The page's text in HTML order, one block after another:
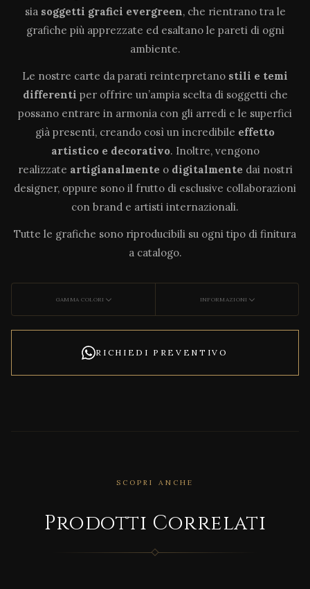
sia soggetti grafici evergreen, che rientrano tra le
grafiche più apprezzate ed esaltano le pareti di ogni
ambiente.
Le nostre carte da parati reinterpretano stili e temi
differenti per offrire un’ampia scelta di soggetti che
possano entrare in armonia con gli arredi e le superfici
già presenti, creando così un incredibile effetto
artistico e decorativo. Inoltre, vengono
realizzate artigianalmenteo digitalmentedai nostri
designer, oppure sono il frutto di esclusive collaborazioni
con brand e artisti internazionali.
Tutte le grafiche sono riproducibili su ogni tipo di finitura
a catalogo.
GAMMA COLORI INFORMAZIONI
RICHIEDI PREVENTIVO
SCOPRI ANCHE
Prodotti Correlati
CORRELATO